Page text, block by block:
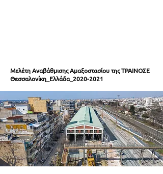
Μελέτη Αναβάθμισης Αμαξοστασίου της ΤΡΑΙΝΟΣΕ
Θεσσαλονίκη_Ελλάδα_2020-2021